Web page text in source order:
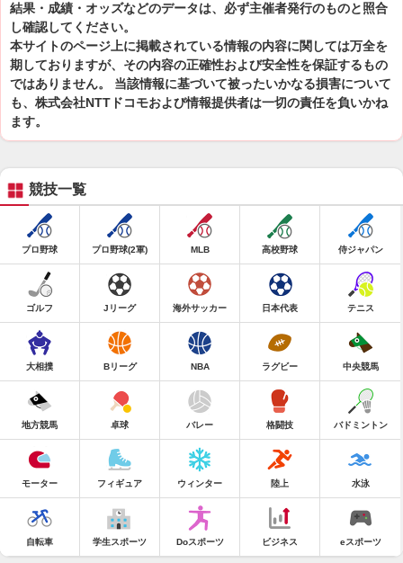
結果・成績・オッズなどのデータは、必ず主催者発行のものと照合
し確認してください。
本サイトのページ上に掲載されている情報の内容に関しては万全を
期しておりますが、その内容の正確性および安全性を保証するもの
ではありません。 当該情報に基づいて被ったいかなる損害について
も、株式会社NTTドコモおよび情報提供者は一切の責任を負いかね
ます。
競技一覧
プロ野球 プロ野球(2軍) MLB 高校野球 侍ジャパン
ゴルフ Jリーグ 海外サッカー 日本代表 テニス
大相撲 Bリーグ NBA ラグビー 中央競馬
地方競馬 卓球 バレー 格闘技 バドミントン
モーター フィギュア ウィンター 陸上 水泳
自転車 学生スポーツ Doスポーツ ビジネス eスポーツ